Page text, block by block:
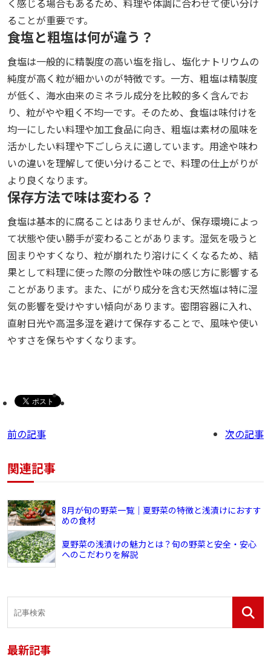
く感じる場合もあるため、料理や体調に合わせて使い分け
ることが重要です。
食塩と粗塩は何が違う？
食塩は一般的に精製度の高い塩を指し、塩化ナトリウムの
純度が高く粒が細かいのが特徴です。一方、粗塩は精製度
が低く、海水由来のミネラル成分を比較的多く含んでお
り、粒がやや粗く不均一です。そのため、食塩は味付けを
均一にしたい料理や加工食品に向き、粗塩は素材の風味を
活かしたい料理や下ごしらえに適しています。用途や味わ
いの違いを理解して使い分けることで、料理の仕上がりが
より良くなります。
保存方法で味は変わる？
食塩は基本的に腐ることはありませんが、保存環境によっ
て状態や使い勝手が変わることがあります。湿気を吸うと
固まりやすくなり、粒が崩れたり溶けにくくなるため、結
果として料理に使った際の分散性や味の感じ方に影響する
ことがあります。また、にがり成分を含む天然塩は特に湿
気の影響を受けやすい傾向があります。密閉容器に入れ、
直射日光や高温多湿を避けて保存することで、風味や使い
やすさを保ちやすくなります。
前の記事 次の記事
関連記事
8月が旬の野菜一覧｜夏野菜の特徴と浅漬けにおすす
めの食材
夏野菜の浅漬けの魅力とは？旬の野菜と安全・安心
へのこだわりを解説
最新記事